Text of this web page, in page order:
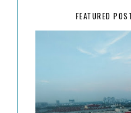
FEATURED